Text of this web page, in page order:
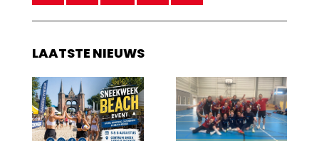
LAATSTE NIEUWS